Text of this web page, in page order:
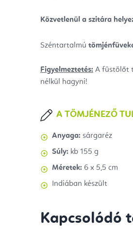
Közvetlenül a szitára
Széntartalmú
Figyelmeztetés: A füstölőt
nélkül hagyni!
A TÖMJÉNEZŐ
Anyaga: sárgaréz
Súly: kb 155 g
Méretek: 6 x 5,5 cm
Indiában készült
Kapcsolódó